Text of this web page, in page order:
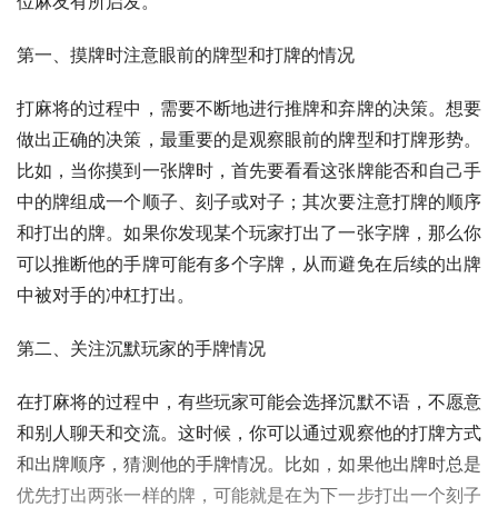
第一、摸牌时注意眼前的牌型和打牌的情况
打麻将的过程中，需要不断地进行推牌和弃牌的决策。想要
做出正确的决策，最重要的是观察眼前的牌型和打牌形势。
比如，当你摸到一张牌时，首先要看看这张牌能否和自己手
中的牌组成一个顺子、刻子或对子；其次要注意打牌的顺序
和打出的牌。如果你发现某个玩家打出了一张字牌，那么你
可以推断他的手牌可能有多个字牌，从而避免在后续的出牌
中被对手的冲杠打出。
第二、关注沉默玩家的手牌情况
在打麻将的过程中，有些玩家可能会选择沉默不语，不愿意
和别人聊天和交流。这时候，你可以通过观察他的打牌方式
和出牌顺序，猜测他的手牌情况。比如，如果他出牌时总是
优先打出两张一样的牌，可能就是在为下一步打出一个刻子